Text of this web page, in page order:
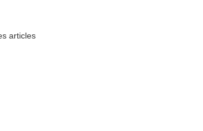
articles